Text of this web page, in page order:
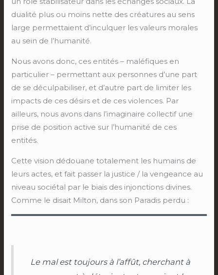
dualité plus ou moins nette des créatures au sens
large permettaient d’inculquer les valeurs morales
au sein de l’humanité.
Nous avons donc, ces entités – maléfiques en
particulier – permettant aux personnes d’une part
de se déculpabiliser, et d’autre part de limiter les
impacts de ces désirs et de ces violences. Par
ailleurs, nous avons dans l’imaginaire collectif une
prise de position active sur l’humanité de ces
entités.
Cette vision dédouane totalement les humains de
leurs actes, et fait passer la justice / la vengeance au
niveau sociétal par le biais des injonctions divines.
Comme le disait Milton, dans son Paradis perdu :
Le mal est toujours à l’affût, cherchant à